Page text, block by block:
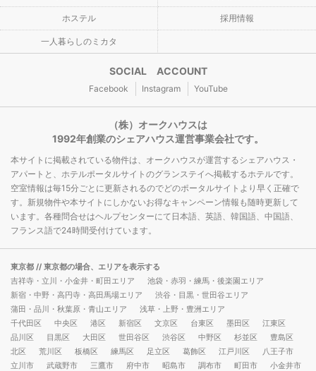
ホステル 採用情報
一人暮らしのミカタ
SOCIAL ACCOUNT
Facebook Instagram YouTube
（株）オークハウスは
1992年創業のシェアハウス運営事業会社です。
本サイトに掲載されている物件は、オークハウスが運営するシェアハウス・
アパートと、ホテルポータルサイトのグランステイへ掲載するホテルです。
空室情報は毎15分ごとに更新されるのでどのポータルサイトより早く正確で
す。新規物件や本サイトにしかないお得なキャンペーン情報も随時更新して
います。各種問合せはヘルプセンターにて日本語、英語、韓国語、中国語、
フランス語で24時間受付けています。
東京都 // 東京都の場合、エリアを表示する
吉祥寺・立川・小金井・町田エリア
池袋・赤羽・練馬・後楽園エリア
新宿・中野・高円寺・高田馬場エリア
渋谷・目黒・世田谷エリア
蒲田・品川・秋葉原・青山エリア
浅草・上野・豊洲エリア
千代田区
中央区 港区 新宿区 文京区 台東区 墨田区
江東区
品川区
目黒区 大田区 世田谷区 渋谷区 中野区 杉並区
豊島区
北区
荒川区 板橋区 練馬区 足立区 葛飾区 江戸川区
八王子市
立川市
武蔵野市 三鷹市 府中市 昭島市 調布市 町田市
小金井市